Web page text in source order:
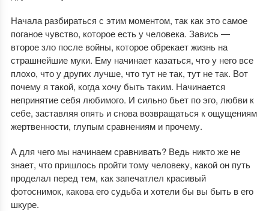
Начала разбираться с этим моментом, так как это самое
поганое чувство, которое есть у человека. Завись —
второе зло после войны, которое обрекает жизнь на
страшнейшие муки. Ему начинает казаться, что у него все
плохо, что у других лучше, что тут не так, тут не так. Вот
почему я такой, когда хочу быть таким. Начинается
непринятие себя любимого. И сильно бьет по эго, любви к
себе, заставляя опять и снова возвращаться к ощущениям
жертвенности, глупым сравнениям и прочему.
А для чего мы начинаем сравнивать? Ведь никто же не
знает, что пришлось пройти тому человеку, какой он путь
проделал перед тем, как запечатлел красивый
фотоснимок, какова его судьба и хотели бы вы быть в его
шкуре.